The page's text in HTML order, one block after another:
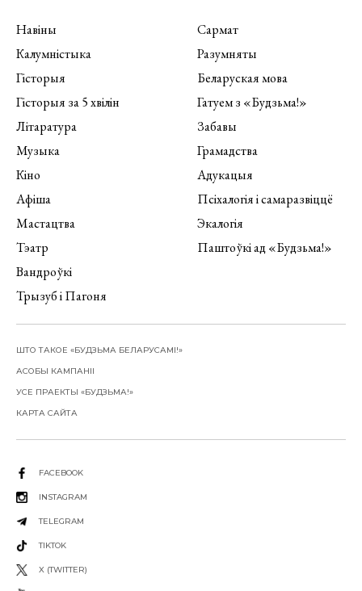
Навіны
Калумністыка
Гісторыя
Гісторыя за 5 хвілін
Літаратура
Музыка
Кіно
Афіша
Мастацтва
Тэатр
Вандроўкі
Трызуб і Пагоня
Сармат
Разумняты
Беларуская мова
Гатуем з «Будзьма!»
Забавы
Грамадства
Адукацыя
Псіхалогія і самаразвіццё
Экалогія
Паштоўкі ад «Будзьма!»
ШТО ТАКОЕ «БУДЗЬМА БЕЛАРУСАМІ!»
АСОБЫ КАМПАНІІ
УСЕ ПРАЕКТЫ «БУДЗЬМА!»
КАРТА САЙТА
FACEBOOK
INSTAGRAM
TELEGRAM
TIKTOK
X (TWITTER)